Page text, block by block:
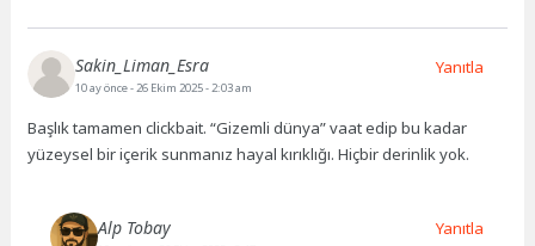
Sakin_Liman_Esra
10 ay önce- 26 Ekim 2025 - 2:03 am
Başlık tamamen clickbait. “Gizemli dünya” vaat edip bu kadar
yüzeysel bir içerik sunmanız hayal kırıklığı. Hiçbir derinlik yok.
Yanıtla
Alp Tobay Yanıtla